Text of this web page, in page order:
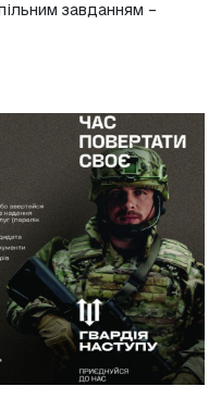
завданням –